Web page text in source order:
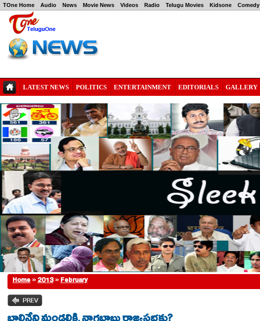
TOne Home Audio News Movie News Videos Radio Telugu Movies Kidsone Comedy
LATEST NEWS POLITICS ENTERTAINMENT EDITORIALS GALLERY
Home»2013»February